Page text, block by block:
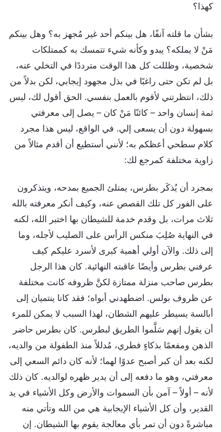
كهذا؟
بشأن ما قلته آنفًا، هل بينكم أحد غير مُجهز به؟ وهل بينكم
مَنْ لا يملكه؟ يبدو وكأنه شيء تتمسك به كممتلكات
شخصية، وظللت كل هذا الوقت مترددًا في التخلي عنه،
بل لم تكن حتى راغبًا في بذل مجهود إيجابي، لكن بدلاً من
ذلك، انتظرتني لأقوم بالعمل بنفسي. الحق أقول لك، ليس
ثمة إنسان واحد – كائنًا مَنْ كان – يصل إلى معرفتي
بسهولة دون أن يسعى إلي. في الواقع، ليس هذا مجرد
كلام سطحي أعظكم به؛ لأنني أستطيع أن أقدم مثالاً من
زاوية مختلفة كمرجع لك:
بمجرد أن يُذكَر بطرس، يمتلئ الجميع بمدحه، ويتذكرون
على الفور كل تلك القصص عنه، وكيف أنكر معرفته بالله
ثلاث مرات، بل وقدم خدمة للشيطان بها اختبر الله، لكنه
في النهاية صُلِبَ منكس الرأس على الصليب لأجله، وما
إلى ذلك. والآن أولي أهمية كبرى لأسرد عليكم كيف
عرفني بطرس وأيضًا عاقبته النهائية. كان هذا الرجل
بطرس صاحب منزلة ممتازة لكنَّ ظروفه كانت مختلفة
عن ظروف بولس. اضطهدني أبواه؛ فقد كانا ينتميان إلى
أبالسة يسيطر عليهم الشطان، لهذا السبب لا يمكن للمرء
أن يقول إنهم سَلَّموا الطريق لبطرس. كان بطرس حاضر
الذهن ومفعمًا بذكاءٍ فطري، مُدللاً منذ الطفولة من والديه،
لكنه بعد أن كبر أصبح عدوًا لهما؛ لأنه كان دائم السعي إلى
معرفتي، وهو ما دفعه إلى أن يدير ظهره لوالديه. كان ذلك
لأنه – أولاً – آمن بأن السموات والأرض وكل الأشياء في يد
القدير، وأن كل الأشياء الإيجابية هي من الله وتأتي منه
مباشرةً دون أن تمر بأي معالجة يقوم بها الشيطان. إن